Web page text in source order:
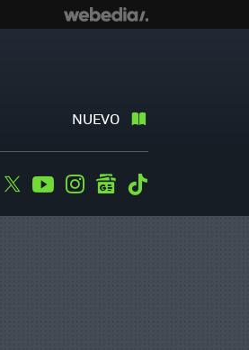
NUEVO
Facebook
TwitterYoutubeInstagramgooglenews